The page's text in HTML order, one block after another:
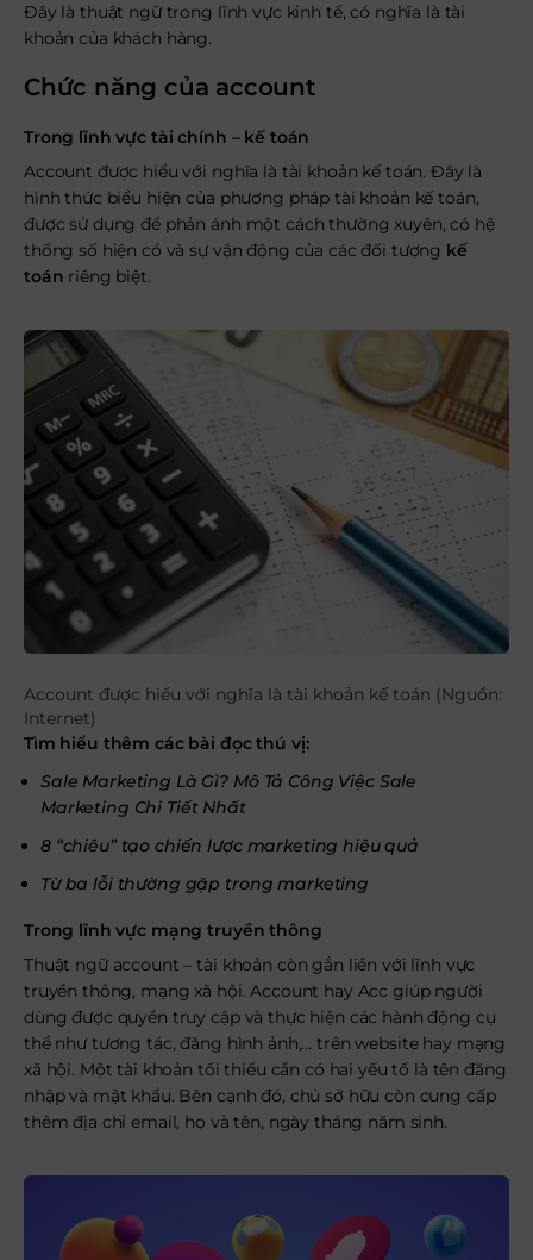
Đây là thuật ngữ trong lĩnh vực kinh tế, có nghĩa là tài
khoản của khách hàng.
Chức năng của account
Trong lĩnh vực tài chính – kế toán
Account được hiểu với nghĩa là tài khoản kế toán. Đây là
hình thức biểu hiện của phương pháp tài khoản kế toán,
được sử dụng để phản ánh một cách thường xuyên, có hệ
thống số hiện có và sự vận động của các đối tượng kế
toán riêng biệt.
Account được hiểu với nghĩa là tài khoản kế toán (Nguồn:
Internet)
Tìm hiểu thêm các bài đọc thú vị:
Sale Marketing Là Gì? Mô Tả Công Việc Sale
Marketing Chi Tiết Nhất
8 “chiêu” tạo chiến lược marketing hiệu quả
Từ ba lỗi thường gặp trong marketing
Trong lĩnh vực mạng truyền thông
Thuật ngữ account – tài khoản còn gắn liền với lĩnh vực
truyền thông, mạng xã hội. Account hay Acc giúp người
dùng được quyền truy cập và thực hiện các hành động cụ
thể như tương tác, đăng hình ảnh,… trên website hay mạng
xã hội. Một tài khoản tối thiểu cần có hai yếu tố là tên đăng
nhập và mật khẩu. Bên cạnh đó, chủ sở hữu còn cung cấp
thêm địa chỉ email, họ và tên, ngày tháng năm sinh.